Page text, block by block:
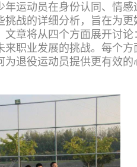
运动员在身份认同、情
战的详细分析，旨在为
章将从四个方面展开讨
职业发展的挑战。每个
退役运动员提供更有效的